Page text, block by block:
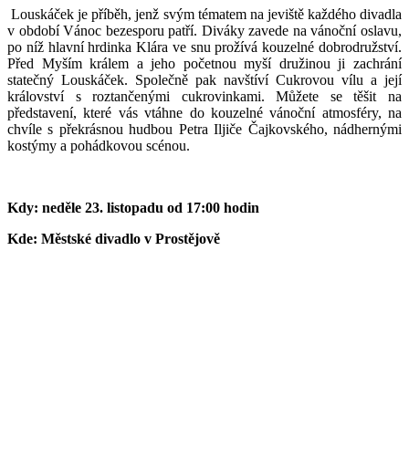
Louskáček je příběh, jenž svým tématem na jeviště každého divadla
v období Vánoc bezesporu patří. Diváky zavede na vánoční oslavu,
po níž hlavní hrdinka Klára ve snu prožívá kouzelné dobrodružství.
Před Myším králem a jeho početnou myší družinou ji zachrání
statečný Louskáček. Společně pak navštíví Cukrovou vílu a její
království s roztančenými cukrovinkami. Můžete se těšit na
představení, které vás vtáhne do kouzelné vánoční atmosféry, na
chvíle s překrásnou hudbou Petra Iljiče Čajkovského, nádhernými
kostýmy a pohádkovou scénou.
Kdy: neděle 23. listopadu od 17:00 hodin
Kde: Městské divadlo v Prostějově